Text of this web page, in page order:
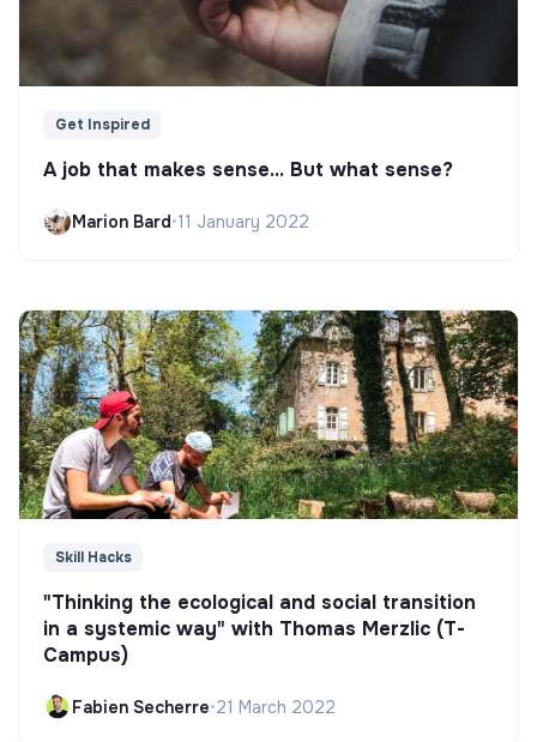
Get Inspired
A job that makes sense... But what sense?
Marion Bard•11 January 2022
Skill Hacks
"Thinking the ecological and social transition
in a systemic way" with Thomas Merzlic (T-
Campus)
Fabien Secherre•21 March 2022